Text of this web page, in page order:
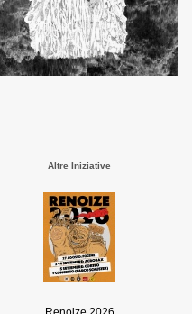
Altre Iniziative